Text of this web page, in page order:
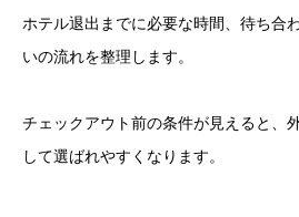
ホテル退出までに必要な時間、待ち合
いの流れを整理します。
チェックアウト前の条件が見えると、
して選ばれやすくなります。